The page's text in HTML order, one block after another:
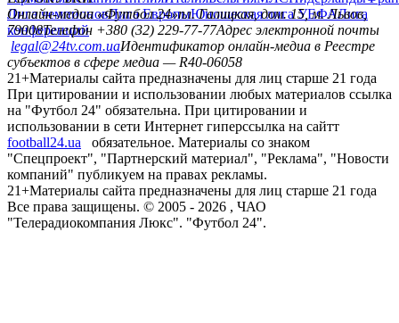
Лига чемпионовЛига ЕвропыЮношеская лига УЕФАЛига
конференций
Онлайн-медиа «Футбол 24»пл. Галицкая, дом. 15, м. Львов,
79008Телефон +380 (32) 229-77-77Адрес электронной почты
legal@24tv.com.uaИдентификатор онлайн-медиа в Реестре
субъектов в сфере медиа — R40-06058
21+Материалы сайта предназначены для лиц старше 21 года
При цитировании и использовании любых материалов ссылка
на "Футбол 24" обязательна. При цитировании и
использовании в сети Интернет гиперссылка на сайтт
football24.ua
обязательное. Материалы со знаком
"Спецпроект", "Партнерский материал", "Реклама", "Новости
компаний" публикуем на правах рекламы.
21+Материалы сайта предназначены для лиц старше 21 года
Все права защищены. © 2005 - 2026 , ЧАО
"Телерадиокомпания Люкс". "Футбол 24".